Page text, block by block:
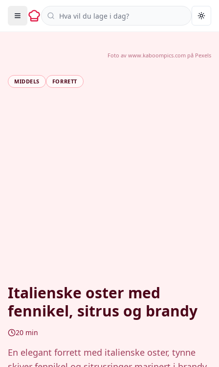
Søk i oppskrifter
MIDDELS FORRETT
Italienske oster med
fennikel, sitrus og brandy
20 min
En elegant forrett med italienske oster, tynne
Foto av www.kaboompics.com på Pexels